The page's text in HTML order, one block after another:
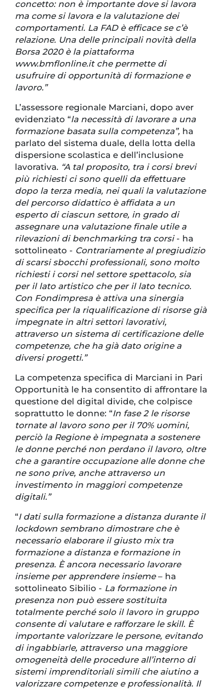
concetto: non è importante dove si lavora
ma come si lavora e la valutazione dei
comportamenti. La FAD è efficace se c’è
relazione. Una delle principali novità della
Borsa 2020 è la piattaforma
www.bmflonline.it che permette di
usufruire di opportunità di formazione e
lavoro.”
L’assessore regionale Marciani, dopo aver
evidenziato “la necessità di lavorare a una
formazione basata sulla competenza”, ha
parlato del sistema duale, della lotta della
dispersione scolastica e dell’inclusione
lavorativa. “A tal proposito, tra i corsi brevi
più richiesti ci sono quelli da effettuare
dopo la terza media, nei quali la valutazione
del percorso didattico è affidata a un
esperto di ciascun settore, in grado di
assegnare una valutazione finale utile a
rilevazioni di benchmarking tra corsi- ha
sottolineato - Contrariamente al pregiudizio
di scarsi sbocchi professionali, sono molto
richiesti i corsi nel settore spettacolo, sia
per il lato artistico che per il lato tecnico.
Con Fondimpresa è attiva una sinergia
specifica per la riqualificazione di risorse già
impegnate in altri settori lavorativi,
attraverso un sistema di certificazione delle
competenze, che ha già dato origine a
diversi progetti.”
La competenza specifica di Marciani in Pari
Opportunità le ha consentito di affrontare la
questione del digital divide, che colpisce
soprattutto le donne: “In fase 2 le risorse
tornate al lavoro sono per il 70% uomini,
perciò la Regione è impegnata a sostenere
le donne perché non perdano il lavoro, oltre
che a garantire occupazione alle donne che
ne sono prive, anche attraverso un
investimento in maggiori competenze
digitali.”
“I dati sulla formazione a distanza durante il
lockdown sembrano dimostrare che è
necessario elaborare il giusto mix tra
formazione a distanza e formazione in
presenza. È ancora necessario lavorare
insieme per apprendere insieme– ha
sottolineato Sibilio - La formazione in
presenza non può essere sostituita
totalmente perché solo il lavoro in gruppo
consente di valutare e rafforzare le skill. È
importante valorizzare le persone, evitando
di ingabbiarle, attraverso una maggiore
omogeneità delle procedure all’interno di
sistemi imprenditoriali simili che aiutino a
valorizzare competenze e professionalità. Il